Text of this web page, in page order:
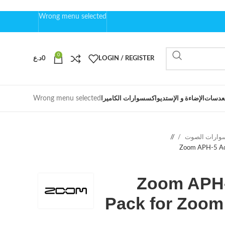
Wrong menu selected
LOGIN / REGISTER
0
0د.ع
الإضاءة و الإستديو اكسسوارات الكاميرا Wrong menu selected
الصوت
/
Zoom APH-5
Zoom
Pack for